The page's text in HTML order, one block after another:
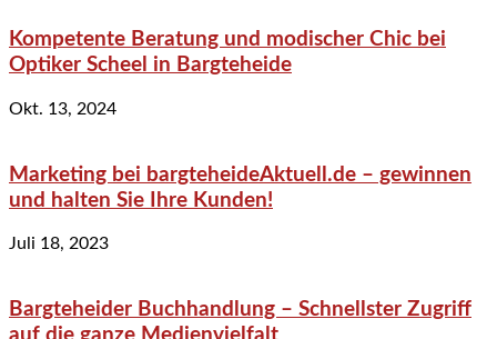
Kompetente Beratung und modischer Chic bei
Optiker Scheel in Bargteheide
Okt. 13, 2024
Marketing bei bargteheideAktuell.de – gewinnen
und halten Sie Ihre Kunden!
Juli 18, 2023
Bargteheider Buchhandlung – Schnellster Zugriff